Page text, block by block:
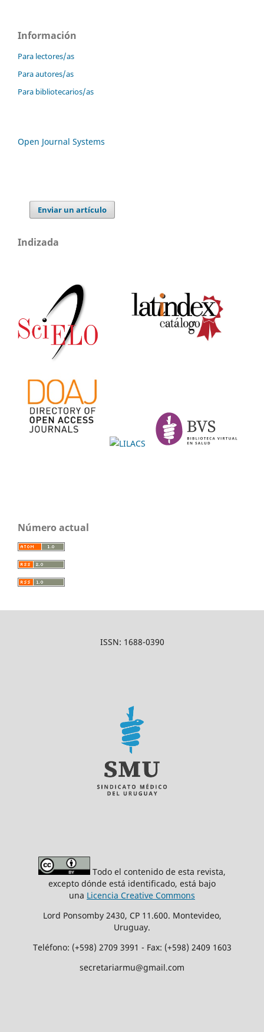
Información
Para lectores/as
Para autores/as
Para bibliotecarios/as
Open Journal Systems
Enviar un artículo
Indizada
Número actual
ISSN: 1688-0390
Todo el contenido de esta revista,
excepto dónde está identificado, está bajo
una Licencia Creative Commons
Lord Ponsomby 2430, CP 11.600. Montevideo,
Uruguay.
Teléfono: (+598) 2709 3991 - Fax: (+598) 2409 1603
secretariarmu@gmail.com